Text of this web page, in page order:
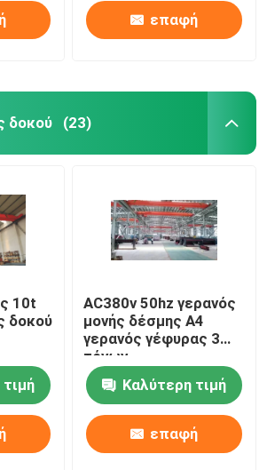
επαφή
δοκού (23)
10t
δοκού
AC380v 50hz γερανός
μονής δέσμης A4
γερανός γέφυρας 3
τόνων
Καλύτερη τιμή
επαφή